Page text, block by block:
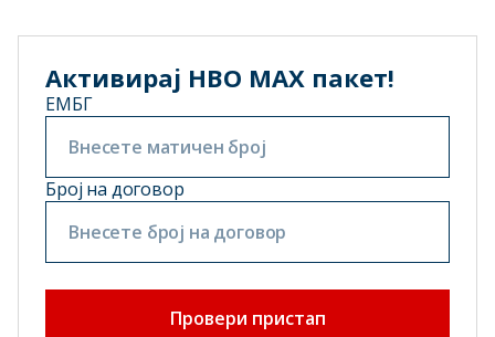
Активирај HBO MAX пакет!
ЕМБГ
Број на договор
Провери пристап